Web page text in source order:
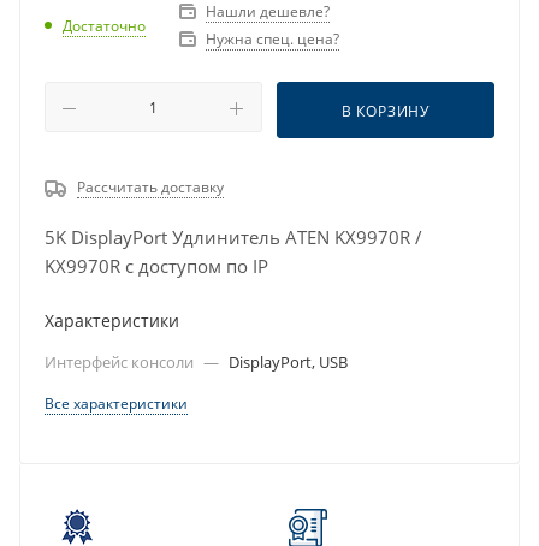
Достаточно
Нашли дешевле?
Нужна спец. цена?
В КОРЗИНУ
Рассчитать доставку
5K DisplayPort Удлинитель ATEN KX9970R /
KX9970R с доступом по IP
Характеристики
Интерфейс консоли — DisplayPort, USB
Все характеристики